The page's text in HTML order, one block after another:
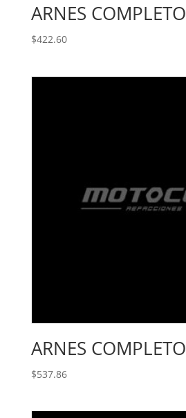
ARNES COMPLETO
$422.60
ARNES COMPLETO
$537.86